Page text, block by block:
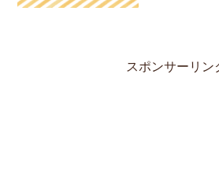
スポンサーリン